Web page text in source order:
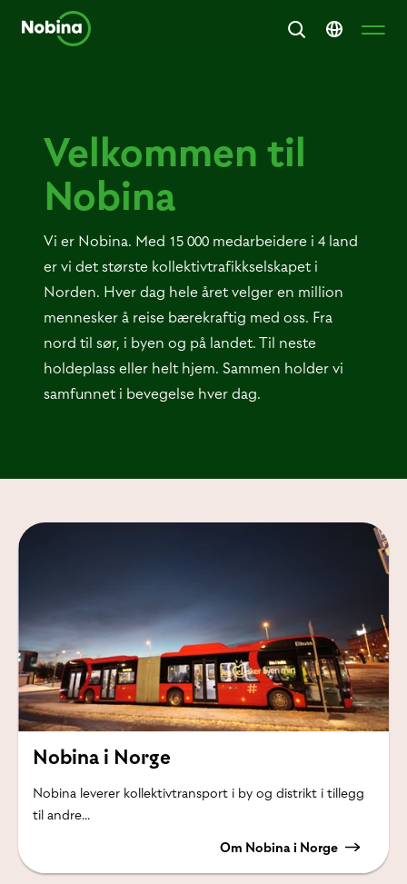
Velkommen til
Nobina
Vi er Nobina. Med 15 000 medarbeidere i 4 land
er vi det største kollektivtrafikkselskapet i
Norden. Hver dag hele året velger en million
mennesker å reise bærekraftig med oss. Fra
nord til sør, i byen og på landet. Til neste
holdeplass eller helt hjem. Sammen holder vi
samfunnet i bevegelse hver dag.
Nobina i Norge
Nobina leverer kollektivtransport i by og distrikt i tillegg
til andre...
Om Nobina i Norge